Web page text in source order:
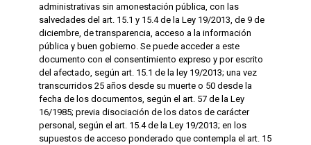
administrativas sin amonestación pública, con las
salvedades del art. 15.1 y 15.4 de la Ley 19/2013, de 9 de
diciembre, de transparencia, acceso a la información
pública y buen gobierno. Se puede acceder a este
documento con el consentimiento expreso y por escrito
del afectado, según art. 15.1 de la ley 19/2013; una vez
transcurridos 25 años desde su muerte o 50 desde la
fecha de los documentos, según el art. 57 de la Ley
16/1985; previa disociación de los datos de carácter
personal, según el art. 15.4 de la Ley 19/2013; en los
supuestos de acceso ponderado que contempla el art. 15